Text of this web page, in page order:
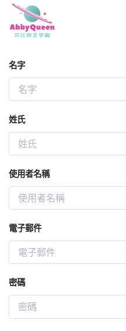
Skip
content
名字
姓氏
使用者名稱
電子郵件
密碼